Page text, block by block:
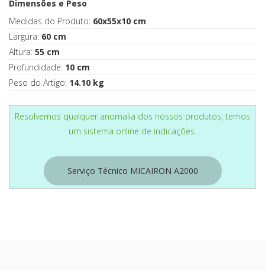
Dimensões e Peso
Medidas do Produto: 60x55x10 cm
Largura: 60 cm
Altura: 55 cm
Profundidade: 10 cm
Peso do Artigo: 14.10 kg
Resolvemos qualquer anomalia dos nossos produtos, temos
um sistema online de indicações.
Serviço Técnico MICAIRON A2000